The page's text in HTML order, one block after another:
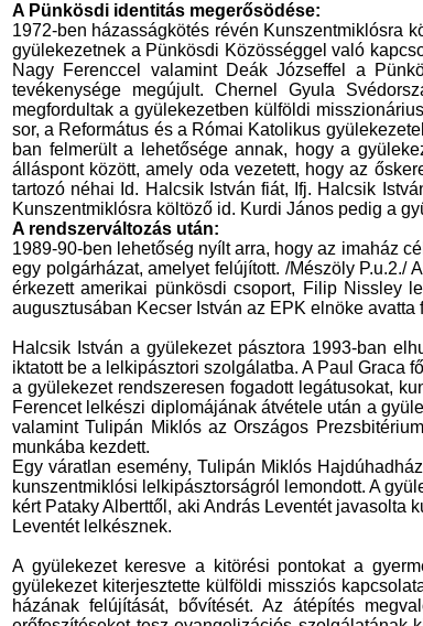
A Pünkösdi identitás megerősödése:
1972-ben házasságkötés révén Kunszentmiklósra
gyülekezetnek a Pünkösdi Közösséggel való
Nagy Ferenccel valamint Deák Józseffel a
tevékenysége megújult. Chernel Gyula
megfordultak a gyülekezetben külföldi
sor, a Református és a Római Katolikus
ban felmerült a lehetősége annak, hogy a
álláspont között, amely oda vezetett, hogy az
tartozó néhai Id. Halcsik István fiát, Ifj. Halcsik
Kunszentmiklósra költöző id. Kurdi János pedig a
A rendszerváltozás után:
1989-90-ben lehetőség nyílt arra, hogy az imaház
egy polgárházat, amelyet felújított. /Mészöly
érkezett amerikai pünkösdi csoport, Filip Nissley
augusztusában Kecser István az EPK elnöke
Halcsik István a gyülekezet pásztora 1993-ban
iktatott be a lelkipásztori szolgálatba. A Paul Graca
a gyülekezet rendszeresen fogadott legátusokat,
Ferencet lelkészi diplomájának átvétele után a
valamint Tulipán Miklós az Országos
munkába kezdett.
Egy váratlan esemény, Tulipán Miklós
kunszentmiklósi lelkipásztorságról lemondott. A
kért Pataky Alberttől, aki András Leventét
Leventét lelkésznek.
A gyülekezet keresve a kitörési pontokat a
gyülekezet kiterjesztette külföldi missziós
házának felújítását, bővítését. Az átépítés